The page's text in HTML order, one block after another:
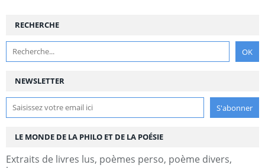
NEWSLETTER
RECHERCHE
LE MONDE DE LA PHILO ET DE LA POÉSIE
Extraits de livres lus, poèmes perso, poème divers,